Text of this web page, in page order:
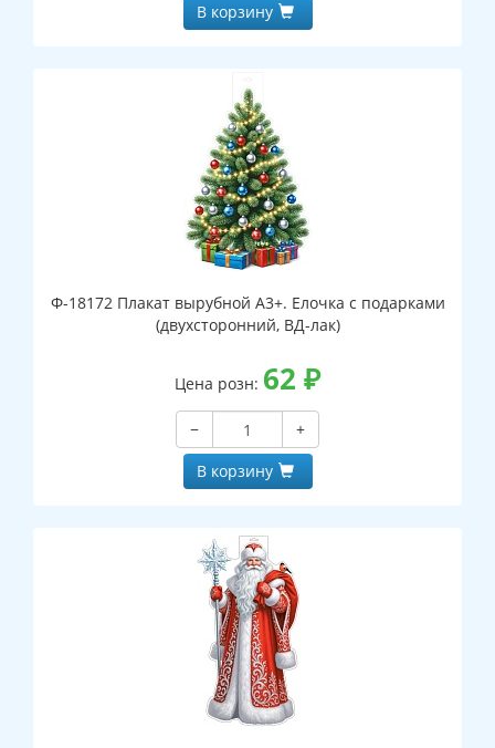
В корзину
Ф-18172 Плакат вырубной А3+. Елочка с подарками
(двухсторонний, ВД-лак)
Цена розн: 62 ₽
−
+
В корзину